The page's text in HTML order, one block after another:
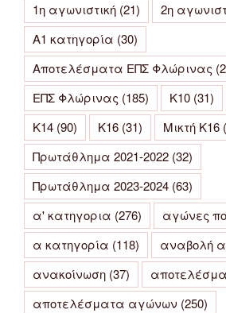
1η αγωνιστική (21) 2η
Α1 κατηγορία (30)
Αποτελέσματα ΕΠΣ Φλώρινας
ΕΠΣ Φλώρινας (185) Κ10 (31)
Κ14 (90) Κ16 (31) Μικτή Κ16
Πρωτάθλημα 2021-2022 (32)
Πρωτάθλημα 2023-2024 (63)
α' κατηγορια (276) αγώνες
α κατηγορία (118) αναβολή
ανακοίνωση (37)
αποτελέσματα αγώνων (250)